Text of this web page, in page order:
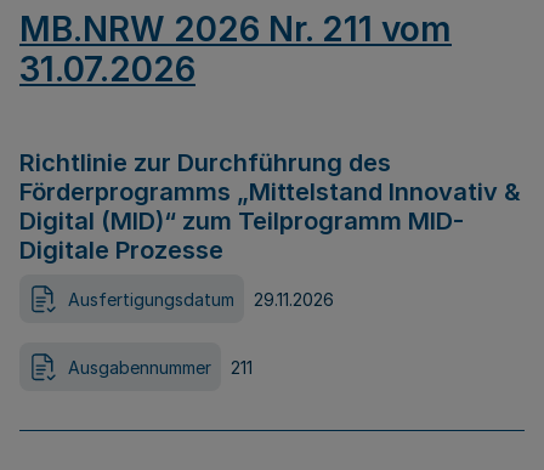
MB.NRW 2026 Nr. 211 vom
31.07.2026
Richtlinie zur Durchführung des
Förderprogramms „Mittelstand Innovativ &
Digital (MID)“ zum Teilprogramm MID-
Digitale Prozesse
Ausfertigungsdatum 29.11.2026
Ausgabennummer 211